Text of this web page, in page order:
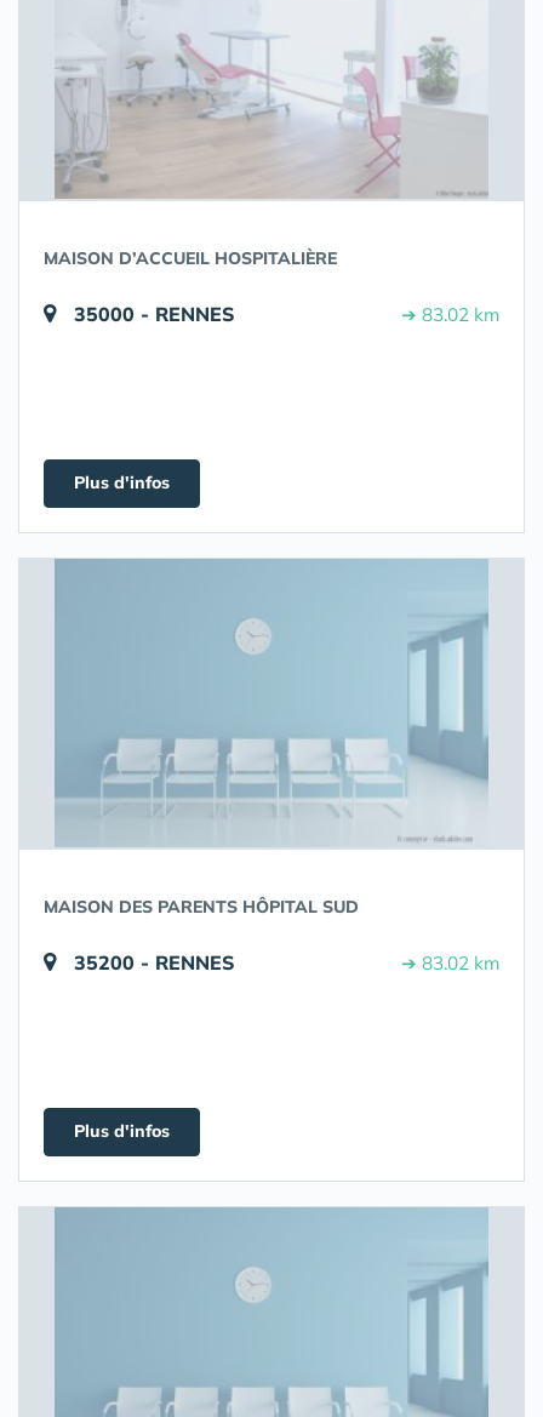
MAISON D’ACCUEIL HOSPITALIÈRE
35000 - RENNES ➔ 83.02 km
Plus d'infos
MAISON DES PARENTS HÔPITAL SUD
35200 - RENNES ➔ 83.02 km
Plus d'infos